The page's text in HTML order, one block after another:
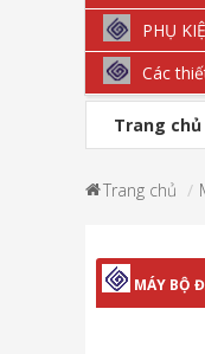
PHỤ
Các
Trang chủ
Trang chủ
MÁY BỘ